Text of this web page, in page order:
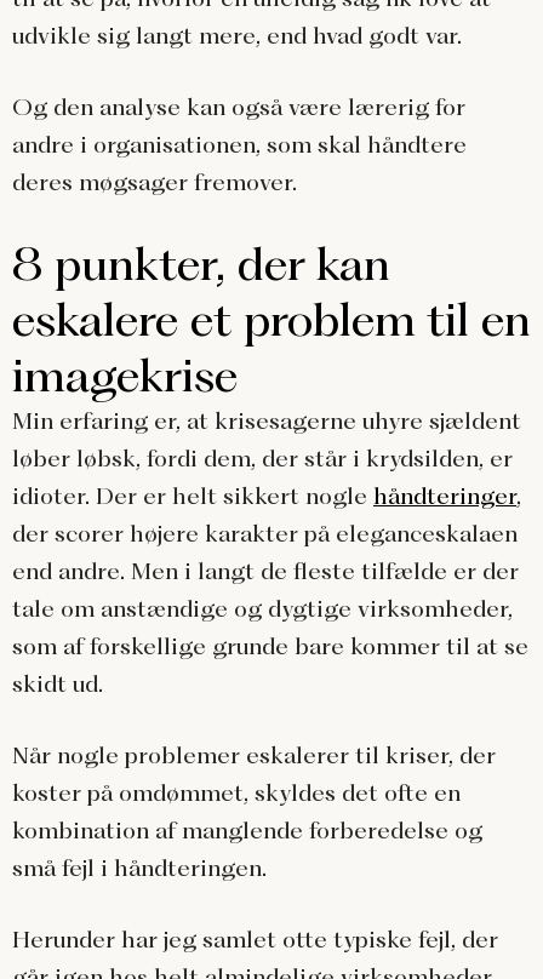
udvikle sig langt mere, end hvad godt var.
Og den analyse kan også være lærerig for
andre i organisationen, som skal håndtere
deres møgsager fremover.
8 punkter, der kan
eskalere et problem til en
imagekrise
Min erfaring er, at krisesagerne uhyre sjældent
løber løbsk, fordi dem, der står i krydsilden, er
idioter. Der er helt sikkert nogle håndteringer,
der scorer højere karakter på eleganceskalaen
end andre. Men i langt de fleste tilfælde er der
tale om anstændige og dygtige virksomheder,
som af forskellige grunde bare kommer til at se
skidt ud.
Når nogle problemer eskalerer til kriser, der
koster på omdømmet, skyldes det ofte en
kombination af manglende forberedelse og
små fejl i håndteringen.
Herunder har jeg samlet otte typiske fejl, der